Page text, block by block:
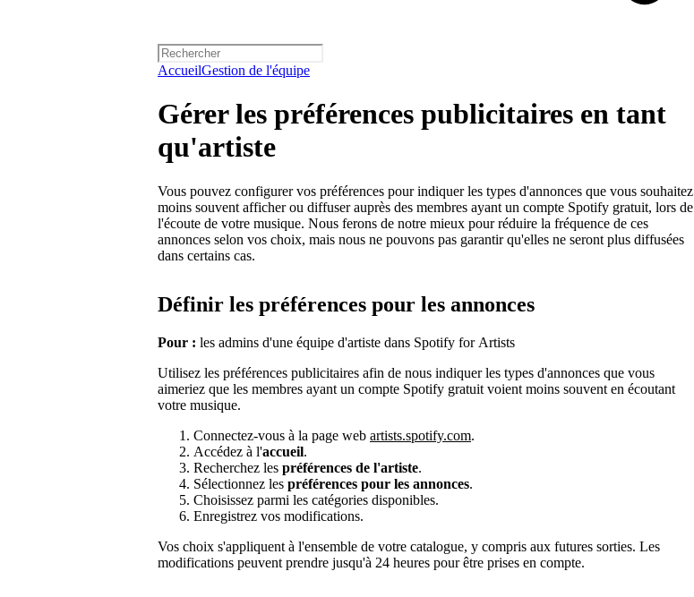
AccueilGestion de l'équipe
Gérer les préférences publicitaires en tant
qu'artiste
Vous pouvez configurer vos préférences pour indiquer les types d'annonces que vous souhaitez
moins souvent afficher ou diffuser auprès des membres ayant un compte Spotify gratuit, lors de
l'écoute de votre musique. Nous ferons de notre mieux pour réduire la fréquence de ces
annonces selon vos choix, mais nous ne pouvons pas garantir qu'elles ne seront plus diffusées
dans certains cas.
Définir les préférences pour les annonces
Pour : les admins d'une équipe d'artiste dans Spotify for Artists
Utilisez les préférences publicitaires afin de nous indiquer les types d'annonces que vous
aimeriez que les membres ayant un compte Spotify gratuit voient moins souvent en écoutant
votre musique.
Connectez-vous à la page web artists.spotify.com.
Accédez à l'accueil.
Recherchez les préférences de l'artiste.
Sélectionnez les préférences pour les annonces.
Choisissez parmi les catégories disponibles.
Enregistrez vos modifications.
Vos choix s'appliquent à l'ensemble de votre catalogue, y compris aux futures sorties. Les
modifications peuvent prendre jusqu'à 24 heures pour être prises en compte.